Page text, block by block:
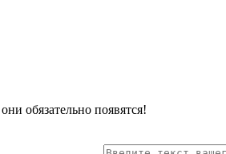
обязательно появятся!